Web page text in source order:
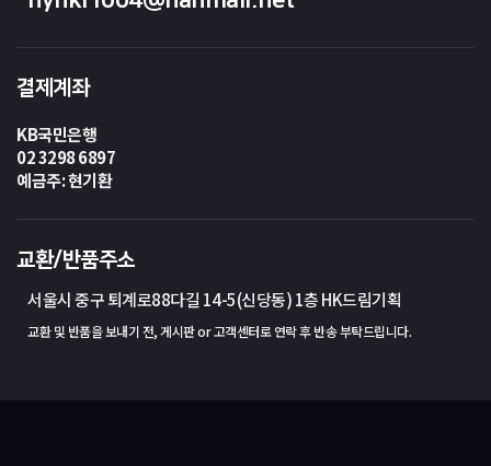
결제계좌
KB국민은행
02 3298 6897
예금주: 현기환
교환/반품주소
서울시 중구 퇴계로88다길 14-5(신당동) 1층 HK드림기획
교환 및 반품을 보내기 전, 게시판 or 고객센터로 연락 후 반송 부탁드립니다.